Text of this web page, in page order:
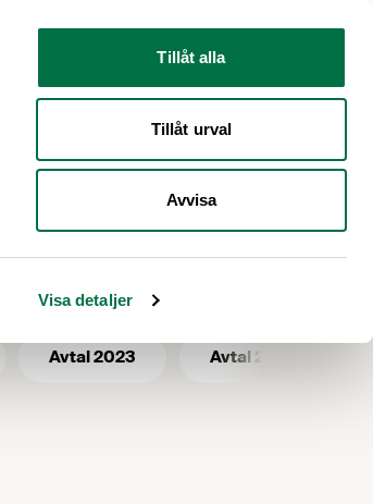
Visa detaljer
Tillåt alla
Tillåt urval
Avvisa
Avtal 2023 Avtal 2025